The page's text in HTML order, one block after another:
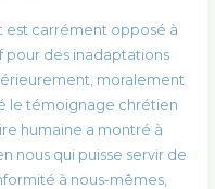
est carrément opposé à
pour des inadaptations
moralement
le témoignage chrétien
humaine a montré à
nous qui puisse servir de
à nous-mêmes,